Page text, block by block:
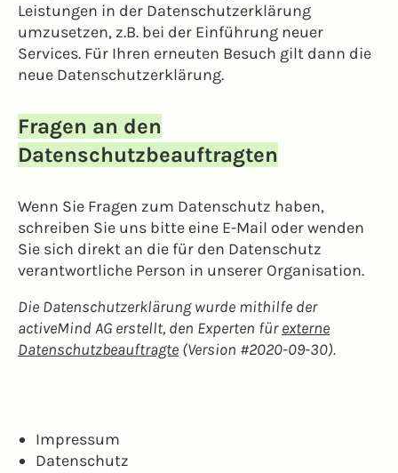
Leistungen in der Datenschutzerklärung
umzusetzen, z.B. bei der Einführung neuer
Services. Für Ihren erneuten Besuch gilt dann die
neue Datenschutzerklärung.
Fragen an den
Datenschutzbeauftragten
Wenn Sie Fragen zum Datenschutz haben,
schreiben Sie uns bitte eine E-Mail oder wenden
Sie sich direkt an die für den Datenschutz
verantwortliche Person in unserer Organisation.
Die Datenschutzerklärung wurde mithilfe der
activeMind AG erstellt, den Experten fürexterne
Datenschutzbeauftragte (Version #2020-09-30).
Impressum
Datenschutz